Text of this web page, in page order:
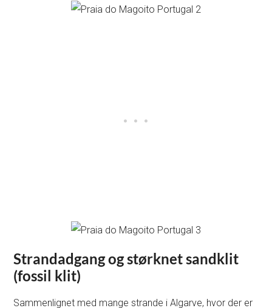
Strandadgang og størknet sandklit
(fossil klit)
Sammenlignet med mange strande i Algarve, hvor der er